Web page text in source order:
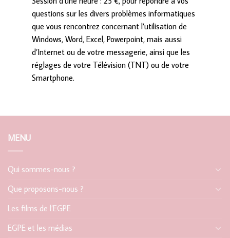
questions sur les divers problèmes informatiques
que vous rencontrez concernant l’utilisation de
Windows, Word, Excel, Powerpoint, mais aussi
d’Internet ou de votre messagerie, ainsi que les
réglages de votre Télévision (TNT) ou de votre
Smartphone.
MENU
Qui sommes-nous ?
Que proposons-nous ?
Les films de l’EGPE
EGPE et les médias